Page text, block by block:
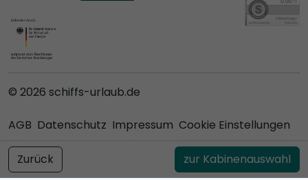
Zurück zur Kabinenauswahl
© 2026 schiffs-urlaub.de
AGB Datenschutz Impressum Cookie Einstellungen